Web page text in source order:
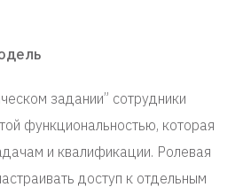
задании” сотрудники
функциональностью, которая
и квалификации. Ролевая
доступ к отдельным